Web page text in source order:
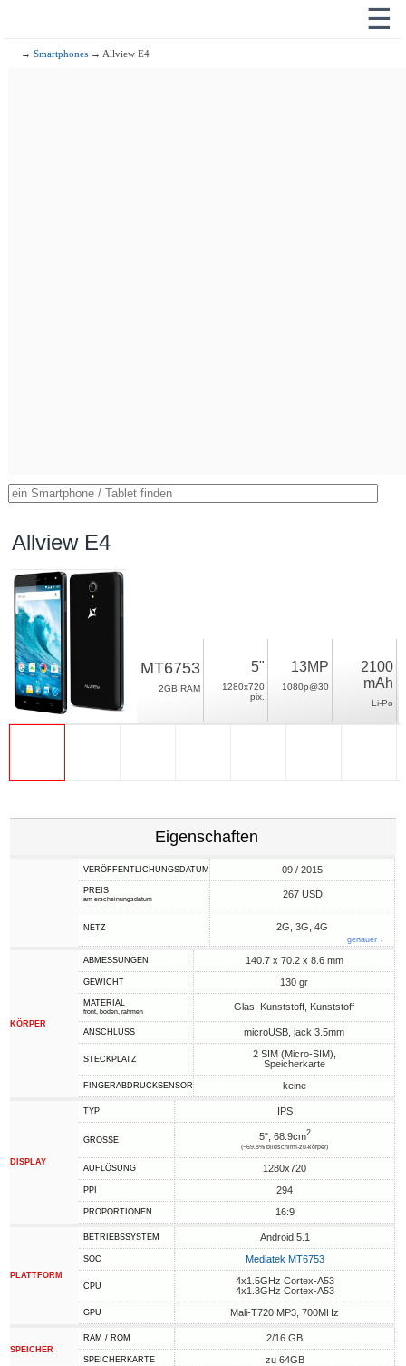
☰
→Smartphones → Allview E4
Allview E4
MT6753
2GB RAM
5"
1280x720
pix.
13MP
1080p@30
2100
mAh
Li-Po
Eigenschaften
VERÖFFENTLICHUNGSDATUM 09 / 2015
PREIS
am erscheinungsdatum 267 USD
NETZ 2G, 3G, 4G
genauer ↓
KÖRPER
ABMESSUNGEN 140.7 x 70.2 x 8.6 mm
GEWICHT 130 gr
MATERIAL
front, boden, rahmen Glas, Kunststoff, Kunststoff
ANSCHLUSS microUSB, jack 3.5mm
STECKPLATZ
2 SIM (Micro-SIM),
Speicherkarte
FINGERABDRUCKSENSOR keine
DISPLAY
TYP IPS
GRÖSSE 5", 68.9cm2
(~69.8% bildschirm-zu-körper)
AUFLÖSUNG 1280x720
PPI 294
PROPORTIONEN 16:9
PLATTFORM
BETRIEBSSYSTEM Android 5.1
SOC Mediatek MT6753
CPU
4x1.5GHz Cortex-A53
4x1.3GHz Cortex-A53
GPU Mali-T720 MP3, 700MHz
SPEICHER
RAM / ROM 2/16 GB
SPEICHERKARTE zu 64GB